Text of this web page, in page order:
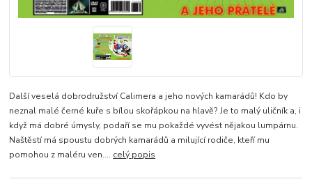
Další veselá dobrodružství Calimera a jeho nových kamarádů! Kdo by
neznal malé černé kuře s bílou skořápkou na hlavě? Je to malý uličník a, i
když má dobré úmysly, podaří se mu pokaždé vyvést nějakou lumpárnu.
Naštěstí má spoustu dobrých kamarádů a milující rodiče, kteří mu
pomohou z maléru ven.... celý popis